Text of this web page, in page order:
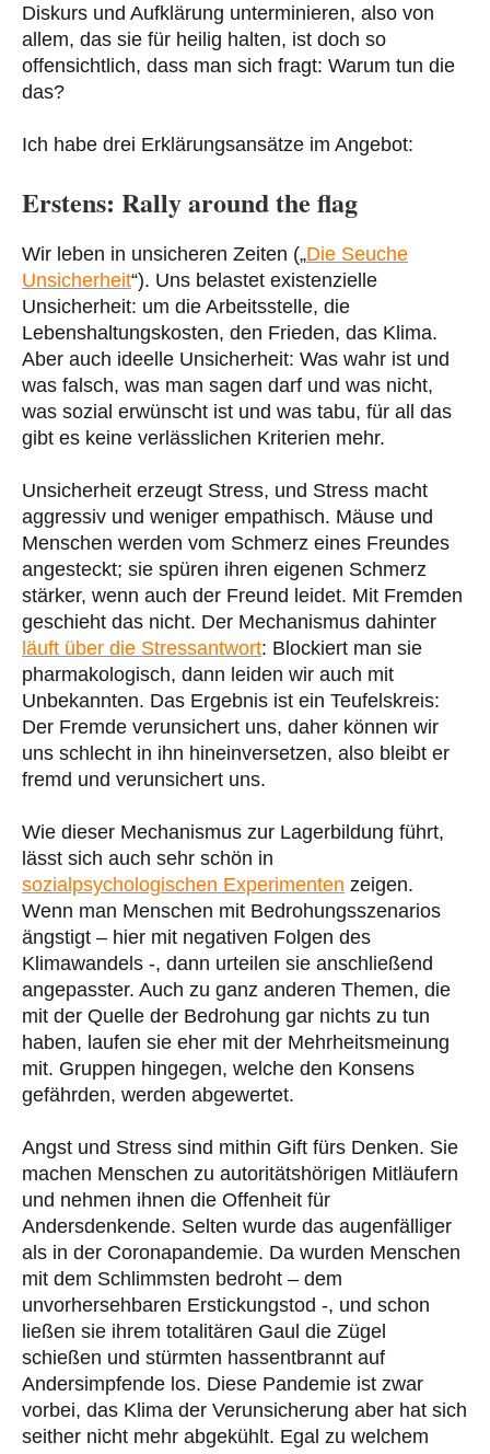
Diskurs und Aufklärung unterminieren, also von
allem, das sie für heilig halten, ist doch so
offensichtlich, dass man sich fragt: Warum tun die
das?
Ich habe drei Erklärungsansätze im Angebot:
Erstens: Rally around the flag
Wir leben in unsicheren Zeiten („Die Seuche
Unsicherheit“). Uns belastet existenzielle
Unsicherheit: um die Arbeitsstelle, die
Lebenshaltungskosten, den Frieden, das Klima.
Aber auch ideelle Unsicherheit: Was wahr ist und
was falsch, was man sagen darf und was nicht,
was sozial erwünscht ist und was tabu, für all das
gibt es keine verlässlichen Kriterien mehr.
Unsicherheit erzeugt Stress, und Stress macht
aggressiv und weniger empathisch. Mäuse und
Menschen werden vom Schmerz eines Freundes
angesteckt; sie spüren ihren eigenen Schmerz
stärker, wenn auch der Freund leidet. Mit Fremden
geschieht das nicht. Der Mechanismus dahinter
läuft über die Stressantwort: Blockiert man sie
pharmakologisch, dann leiden wir auch mit
Unbekannten. Das Ergebnis ist ein Teufelskreis:
Der Fremde verunsichert uns, daher können wir
uns schlecht in ihn hineinversetzen, also bleibt er
fremd und verunsichert uns.
Wie dieser Mechanismus zur Lagerbildung führt,
lässt sich auch sehr schön in
sozialpsychologischen Experimenten zeigen.
Wenn man Menschen mit Bedrohungsszenarios
ängstigt – hier mit negativen Folgen des
Klimawandels -, dann urteilen sie anschließend
angepasster. Auch zu ganz anderen Themen, die
mit der Quelle der Bedrohung gar nichts zu tun
haben, laufen sie eher mit der Mehrheitsmeinung
mit. Gruppen hingegen, welche den Konsens
gefährden, werden abgewertet.
Angst und Stress sind mithin Gift fürs Denken. Sie
machen Menschen zu autoritätshörigen Mitläufern
und nehmen ihnen die Offenheit für
Andersdenkende. Selten wurde das augenfälliger
als in der Coronapandemie. Da wurden Menschen
mit dem Schlimmsten bedroht – dem
unvorhersehbaren Erstickungstod -, und schon
ließen sie ihrem totalitären Gaul die Zügel
schießen und stürmten hassentbrannt auf
Andersimpfende los. Diese Pandemie ist zwar
vorbei, das Klima der Verunsicherung aber hat sich
seither nicht mehr abgekühlt. Egal zu welchem